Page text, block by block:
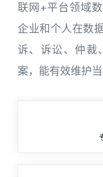
联网+平台领域
企业和个人在数
诉、诉讼、仲裁
案，能有效维护